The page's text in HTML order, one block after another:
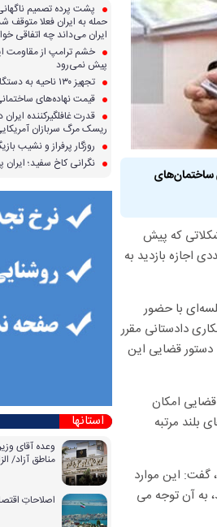
ساختمان‌های
که پیش
اجازه بازدید به
با حضور
دادستانی مقرر
دستور قضایی این
امکان
بلند مرتبه
گفت: این موارد
به آن توجه می
پشت پرده تصمیم
حمله به ایران فعلا
ایران می‌داند چه اتفاقی
خشم ترامپ از مقاومت
پیش نمی‌رود
تجهیز ۱۳۰ ناحیه به دستگاه‌های صدور آنی کارت سوخت
قیمت نهاده‌های
قدرت غافلگیرکننده ایران
ریسک مرگ سربازان
روزگار پرفراز و نشیب
نگرانی کاخ سفید؛ ایران
استانها
وعده آقای
مناطق آزاد/
اصلاحاتِ